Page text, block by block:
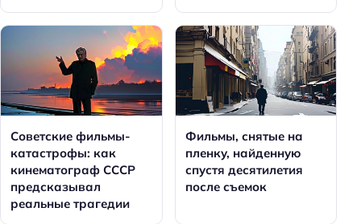
Советские фильмы-
катастрофы: как
кинематограф СССР
предсказывал
реальные трагедии
Фильмы, снятые на
пленку, найденную
спустя десятилетия
после съемок